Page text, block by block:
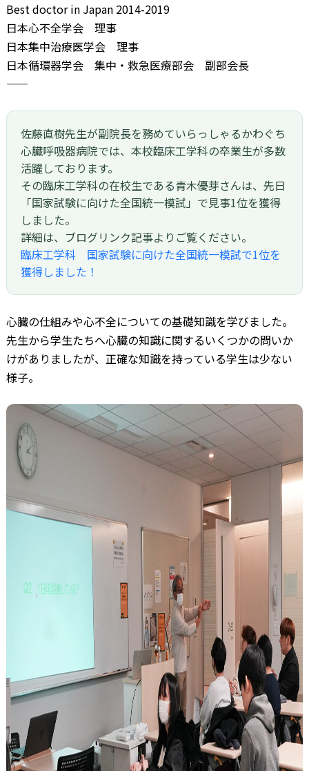
Best doctor in Japan 2014-2019
日本心不全学会 理事
日本集中治療医学会 理事
日本循環器学会 集中・救急医療部会 副部会長
―――――――――――――――――――――――
佐藤直樹先生が副院長を務めていらっしゃるかわぐち
心臓呼吸器病院では、本校臨床工学科の卒業生が多数
活躍しております。
その臨床工学科の在校生である青木優芽さんは、先日
「国家試験に向けた全国統一模試」で見事1位を獲得
しました。
詳細は、ブログリンク記事よりご覧ください。
臨床工学科 国家試験に向けた全国統一模試で1位を
獲得しました！
心臓の仕組みや心不全についての基礎知識を学びました。
先生から学生たちへ心臓の知識に関するいくつかの問いか
けがありましたが、正確な知識を持っている学生は少ない
様子。